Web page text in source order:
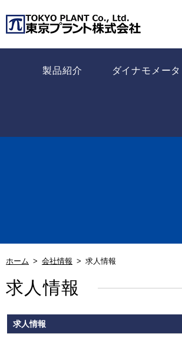
製品紹介 ダイナモメータ
ホーム 会社情報 求人情報
求人情報
求人情報